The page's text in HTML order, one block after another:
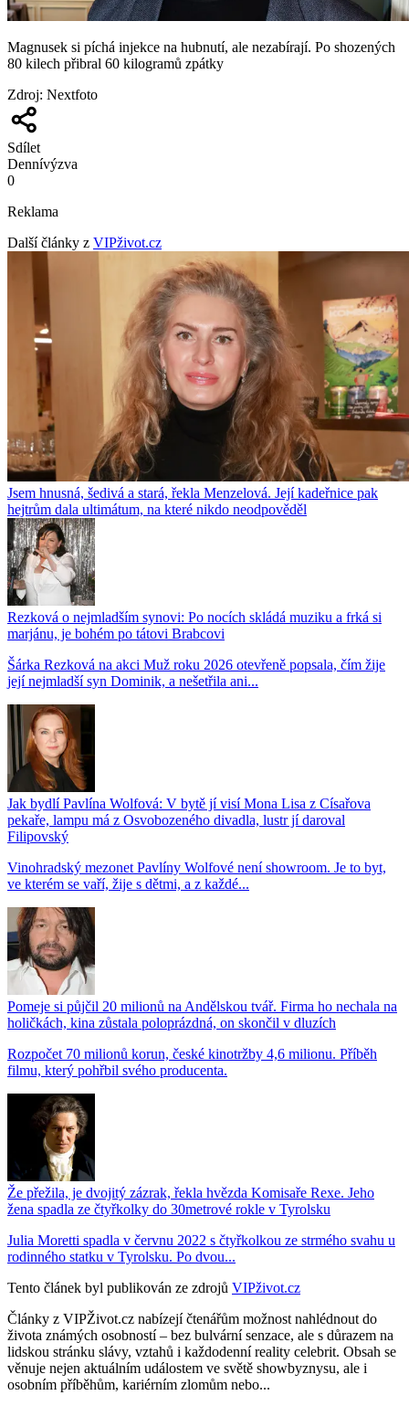
Magnusek si píchá injekce na hubnutí, ale nezabírají. Po shozených
80 kilech přibral 60 kilogramů zpátky
Zdroj: Nextfoto
Sdílet
Dennívýzva
0
Reklama
Další články z VIPživot.cz
Jsem hnusná, šedivá a stará, řekla Menzelová. Její kadeřnice pak
hejtrům dala ultimátum, na které nikdo neodpověděl
Rezková o nejmladším synovi: Po nocích skládá muziku a frká si
marjánu, je bohém po tátovi Brabcovi
Šárka Rezková na akci Muž roku 2026 otevřeně popsala, čím žije
její nejmladší syn Dominik, a nešetřila ani...
Jak bydlí Pavlína Wolfová: V bytě jí visí Mona Lisa z Císařova
pekaře, lampu má z Osvobozeného divadla, lustr jí daroval
Filipovský
Vinohradský mezonet Pavlíny Wolfové není showroom. Je to byt,
ve kterém se vaří, žije s dětmi, a z každé...
Pomeje si půjčil 20 milionů na Andělskou tvář. Firma ho nechala na
holičkách, kina zůstala poloprázdná, on skončil v dluzích
Rozpočet 70 milionů korun, české kinotržby 4,6 milionu. Příběh
filmu, který pohřbil svého producenta.
Že přežila, je dvojitý zázrak, řekla hvězda Komisaře Rexe. Jeho
žena spadla ze čtyřkolky do 30metrové rokle v Tyrolsku
Julia Moretti spadla v červnu 2022 s čtyřkolkou ze strmého svahu u
rodinného statku v Tyrolsku. Po dvou...
Tento článek byl publikován ze zdrojů VIPživot.cz
Články z VIPŽivot.cz nabízejí čtenářům možnost nahlédnout do
života známých osobností – bez bulvární senzace, ale s důrazem na
lidskou stránku slávy, vztahů i každodenní reality celebrit. Obsah se
věnuje nejen aktuálním událostem ve světě showbyznysu, ale i
osobním příběhům, kariérním zlomům nebo...